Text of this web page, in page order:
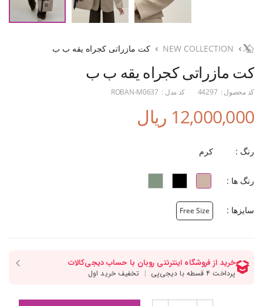
NEW COLLECTION کت مازراتی کجراه یقه ب ب
کت مازراتی کجراه یقه ب ب
کد محصول : 44297 کد مدل : ROBAN-M0637
12,000,000 ریال
رنگ : کرم
رنگ ها :
سایزها : Free Size